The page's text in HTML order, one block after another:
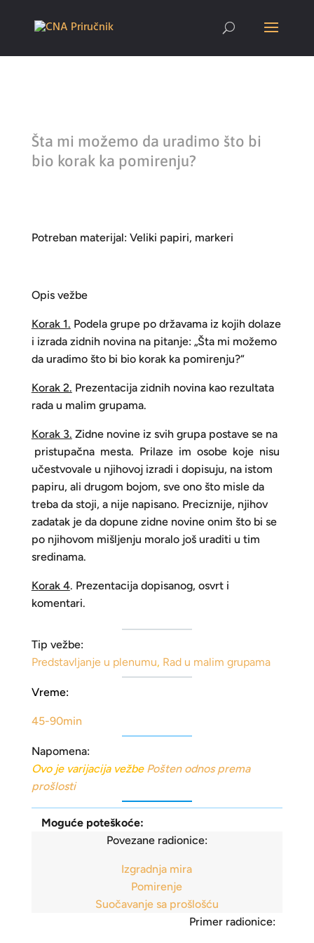
Šta mi možemo da uradimo što bi
bio korak ka pomirenju?
Potreban materijal: Veliki papiri, markeri
Opis vežbe
Korak 1. Podela grupe po državama iz kojih dolaze
i izrada zidnih novina na pitanje: „Šta mi možemo
da uradimo što bi bio korak ka pomirenju?“
Korak 2. Prezentacija zidnih novina kao rezultata
rada u malim grupama.
Korak 3. Zidne novine iz svih grupa postave se na
pristupačna mesta. Prilaze im osobe koje nisu
učestvovale u njihovoj izradi i dopisuju, na istom
papiru, ali drugom bojom, sve ono što misle da
treba da stoji, a nije napisano. Preciznije, njihov
zadatak je da dopune zidne novine onim što bi se
po njihovom mišljenju moralo još uraditi u tim
sredinama.
Korak 4. Prezentacija dopisanog, osvrt i
komentari.
Tip vežbe:
Predstavljanje u plenumu, Rad u malim grupama
Vreme:
45-90min
Napomena:
Ovo je varijacija vežbe Pošten odnos prema
prošlosti
Moguće poteškoće:
Povezane radionice:
Izgradnja mira
Pomirenje
Suočavanje sa prošlošću
Primer radionice: